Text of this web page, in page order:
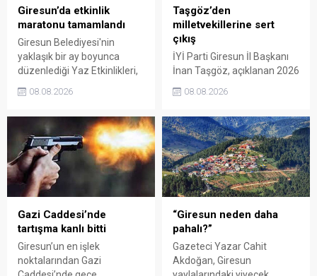
Giresun’da etkinlik
maratonu tamamlandı
Giresun Belediyesi'nin
yaklaşık bir ay boyunca
düzenlediği Yaz Etkinlikleri,
sanat ve eğlenceyle
organizasyonun ardından
Kadın El Emeği Pazarı'nın
süresi de 16 Ağustos'a
kadar uzatıldı.
08.08.2026
Taşgöz’den
milletvekillerine sert
çıkış
İYİ Parti Giresun İl Başkanı
İnan Taşgöz, açıklanan 2026
üzerinden iktidar
eleştirdi. Taşgöz, üreticinin
emeğinin karşılığını
alamadığını savunarak,
Giresun milletvekillerini
sessiz kalmakla suçladı.
08.08.2026
Gazi Caddesi’nde
tartışma kanlı bitti
Giresun’un en işlek
noktalarından Gazi
“Giresun neden daha
pahalı?”
Gazeteci Yazar Cahit
Akdoğan, Giresun